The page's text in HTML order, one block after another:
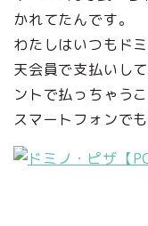
かれてたんです。
わたしはいつもド
天会員で支払いし
ントで払っちゃう
スマートフォンで